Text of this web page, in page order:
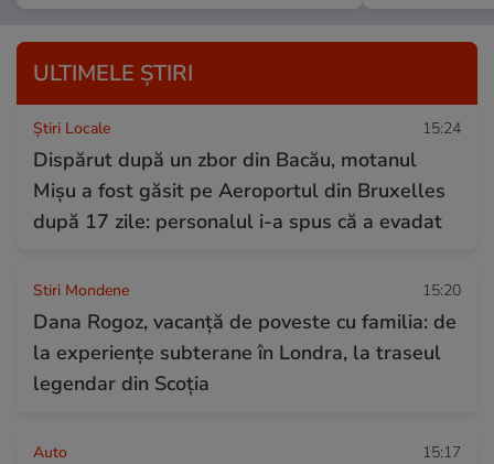
ULTIMELE ȘTIRI
Știri Locale 15:24
Dispărut după un zbor din Bacău, motanul
Mișu a fost găsit pe Aeroportul din Bruxelles
după 17 zile: personalul i-a spus că a evadat
Stiri Mondene 15:20
Dana Rogoz, vacanță de poveste cu familia: de
la experiențe subterane în Londra, la traseul
legendar din Scoția
Auto 15:17